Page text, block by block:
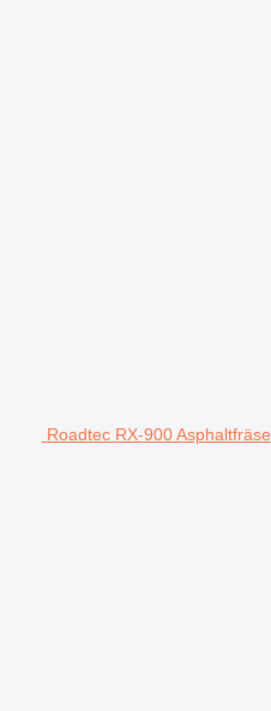
Roadtec RX-900 Asphaltfräse